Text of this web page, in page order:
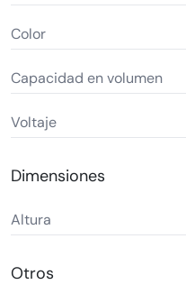
Color
Capacidad en volumen
Voltaje
Dimensiones
Altura
Otros